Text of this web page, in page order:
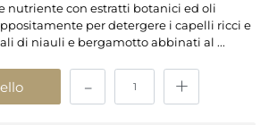
nutriente con estratti botanici ed oli
per detergere i capelli ricci e
di niauli e bergamotto abbinati al ...